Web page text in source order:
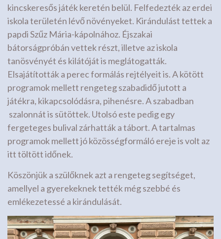
kincskeresős játék keretén belül. Felfedezték az erdei
iskola területén lévő növényeket. Kirándulást tettek a
papdi Szűz Mária-kápolnához. Éjszakai
bátorságpróbán vettek részt, illetve az iskola
tanösvényét és kilátóját is meglátogatták.
Elsajátították a perec formálás rejtélyeit is. A kötött
programok mellett rengeteg szabadidő jutott a
játékra, kikapcsolódásra, pihenésre. A szabadban
szalonnát is sütöttek. Utolsó este pedig egy
fergeteges bulival zárhatták a tábort. A tartalmas
programok mellett jó közösségformáló ereje is volt az
itt töltött időnek.
Köszönjük a szülőknek azt a rengeteg segítséget,
amellyel a gyerekeknek tették még szebbé és
emlékezetessé a kirándulását.